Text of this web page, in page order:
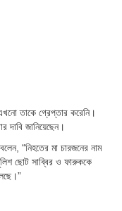
তাকে গ্রেপ্তার করেনি।
দাবি জানিয়েছেন।
“নিহতের মা চারজনের নাম
ছোট সাব্বির ও ফারুককে